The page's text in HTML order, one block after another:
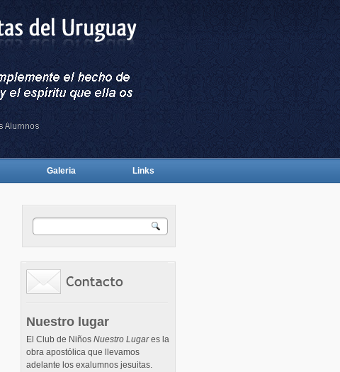
Galeria Links
Nuestro lugar
El Club de Niños Nuestro Lugares la
obra apostólica que llevamos
adelante los exalumnos jesuitas.